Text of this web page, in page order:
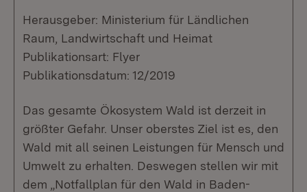
Herausgeber: Ministerium für Ländlichen
Raum, Landwirtschaft und Heimat
Publikationsart: Flyer
Publikationsdatum: 12/2019
Das gesamte Ökosystem Wald ist derzeit in
größter Gefahr. Unser oberstes Ziel ist es, den
Wald mit all seinen Leistungen für Mensch und
Umwelt zu erhalten. Deswegen stellen wir mit
dem „Notfallplan für den Wald in Baden-